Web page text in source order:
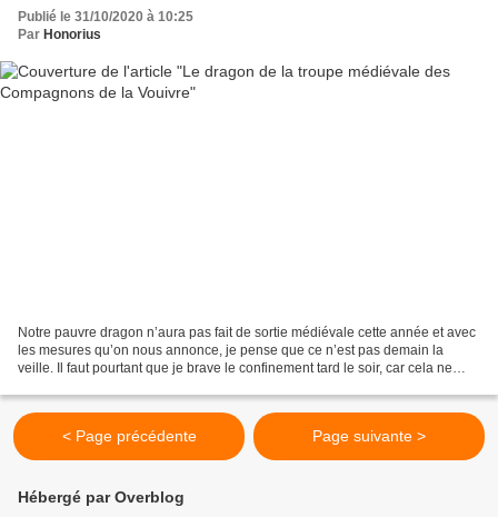
Publié le 31/10/2020 à 10:25
Par Honorius
Notre pauvre dragon n’aura pas fait de sortie médiévale cette année et avec
les mesures qu’on nous annonce, je pense que ce n’est pas demain la
veille. Il faut pourtant que je brave le confinement tard le soir, car cela ne
< Page précédente Page suivante >
Hébergé par Overblog